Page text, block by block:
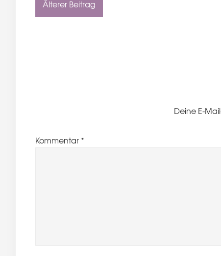
Älterer Beitrag
Deine E-
Kommentar *